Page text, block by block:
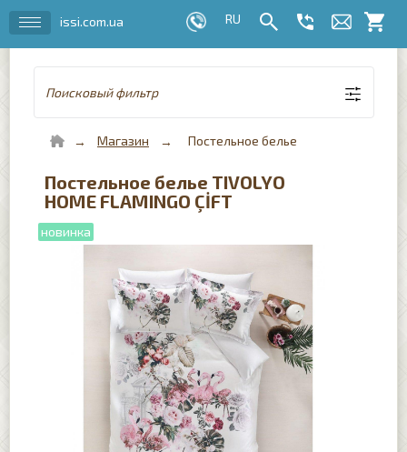
issi.com.ua
Поисковый фильтр
Магазин Постельное белье
Постельное белье TIVOLYO
HOME FLAMINGO ÇİFT